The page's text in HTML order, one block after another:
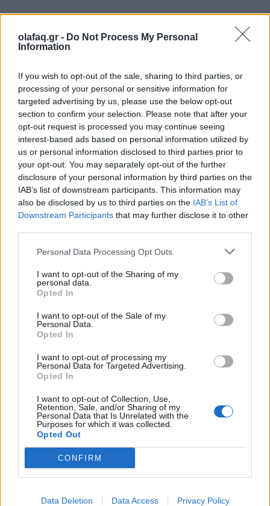
olafaq.gr - Do Not Process My Personal
Information
If you wish to opt-out of the sale, sharing to third parties, or
processing of your personal or sensitive information for
targeted advertising by us, please use the below opt-out
section to confirm your selection. Please note that after your
opt-out request is processed you may continue seeing
interest-based ads based on personal information utilized by
us or personal information disclosed to third parties prior to
your opt-out. You may separately opt-out of the further
disclosure of your personal information by third parties on the
IAB’s list of downstream participants. This information may
also be disclosed by us to third parties on the IAB’s List of
Downstream Participants that may further disclose it to other
Personal Data Processing Opt Outs
I want to opt-out of the Sharing of my
personal data.
Opted In
I want to opt-out of the Sale of my
Personal Data.
Opted In
I want to opt-out of processing my
Personal Data for Targeted Advertising.
Opted In
I want to opt-out of Collection, Use,
Retention, Sale, and/or Sharing of my
Personal Data that Is Unrelated with the
Purposes for which it was collected.
Opted Out
CONFIRM
Data Deletion Data Access Privacy Policy
Δείτε επίσης
Ελλάδα
Ώρα να μπερδευτούμε ξανά: Γυρίζουμε τα
ρολόγια μία ώρα πίσω γιατί… έτσι συνηθίσαμε
16.10.25
Την Κυριακή 26 Οκτωβρίου, στις 04:00 τα ξημερώματα, θα
ξαναζήσουμε το πιο παράλογο ευρωπαϊκό ραντεβού με τον
χρόνο: θα γυρίσουμε τα ρολόγια μας πίσω μία ώρα, για να
"εξοικονομήσουμε ενέργεια".